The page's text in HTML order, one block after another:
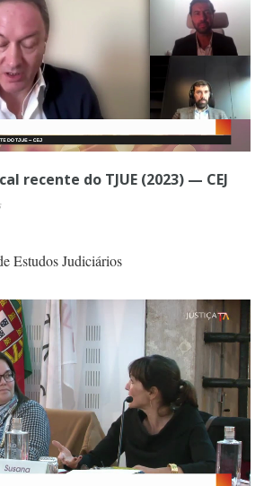
recente do TJUE (2023) — CEJ
Estudos Judiciários